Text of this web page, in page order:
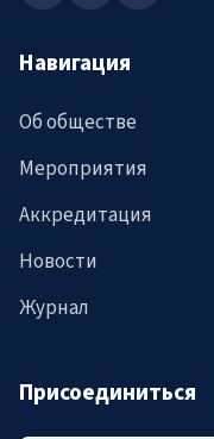
Навигация
Об обществе
Мероприятия
Аккредитация
Новости
Журнал
Присоединиться